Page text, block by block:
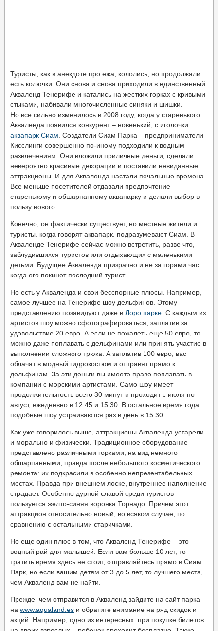
Туристы, как в анекдоте про ежа, кололись, но продолжали
есть колючки. Они снова и снова приходили в единственный
Акваленд Тенерифе и катались на жестких горках с кривыми
стыками, набивали многочисленные синяки и шишки.
Но все сильно изменилось в 2008 году, когда у старенького
Акваленда появился конкурент – новенький, с иголочки
аквапарк Сиам . Создатели Сиам Парка – предприниматели
Кисслинги совершенно по-иному подходили к водным
развлечениям. Они вложили приличные деньги, сделали
невероятно красивые декорации и поставили невиданные
аттракционы. И для Акваленда настали печальные времена.
Все меньше посетителей отдавали предпочтение
старенькому и обшарпанному аквапарку и делали выбор в
пользу нового.
Конечно, он фактически существует, но местные жители и
туристы, когда говорят аквапарк, подразумевают Сиам. В
Акваленде Тенерифе сейчас можно встретить, разве что,
заблудившихся туристов или отдыхающих с маленькими
детьми. Будущее Акваленда призрачно и не за горами час,
когда его покинет последний турист.
Но есть у Акваленда и свои бесспорные плюсы. Например,
самое лучшее на Тенерифе шоу дельфинов. Этому
представлению позавидуют даже в Лоро парке . С каждым из
артистов шоу можно сфотографироваться, заплатив за
удовольствие 20 евро. А если не пожалеть еще 50 евро, то
можно даже поплавать с дельфинами или принять участие в
выполнении сложного трюка. А заплатив 100 евро, вас
облачат в модный гидрокостюм и отправят прямо к
дельфинам. За эти деньги вы имеете право поплавать в
компании с морскими артистами. Само шоу имеет
продолжительность всего 30 минут и проходит с июля по
август, ежедневно в 12.45 и 15.30. В остальное время года
подобные шоу устраиваются раз в день в 15.30.
Как уже говорилось выше, аттракционы Акваленда устарели
и морально и физически. Традиционное оборудование
представлено различными горками, на вид немного
обшарпанными, правда после небольшого косметического
ремонта: их подкрасили в особенно непрезентабельных
местах. Правда при внешнем лоске, внутреннее наполнение
страдает. Особенно дурной славой среди туристов
пользуется желто-синяя воронка Торнадо. Причем этот
аттракцион относительно новый, во всяком случае, по
сравнению с остальными старичками.
Но еще один плюс в том, что Акваленд Тенерифе – это
водный рай для малышей. Если вам больше 10 лет, то
тратить время здесь не стоит, отправляйтесь прямо в Сиам
Парк, но если вашим детям от 3 до 5 лет, то лучшего места,
чем Акваленд вам не найти.
Прежде, чем отправится в Акваленд зайдите на сайт парка
на www.aqualand.es и обратите внимание на ряд скидок и
акций. Например, одно из интересных: при покупке билетов